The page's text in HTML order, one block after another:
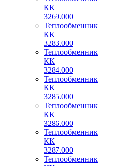
КК
3269.000
Теплообменник
КК
3283.000
Теплообменник
КК
3284.000
Теплообменник
КК
3285.000
Теплообменник
КК
3286.000
Теплообменник
КК
3287.000
Теплообменник